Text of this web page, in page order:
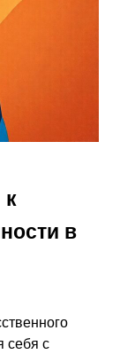
в
себя с